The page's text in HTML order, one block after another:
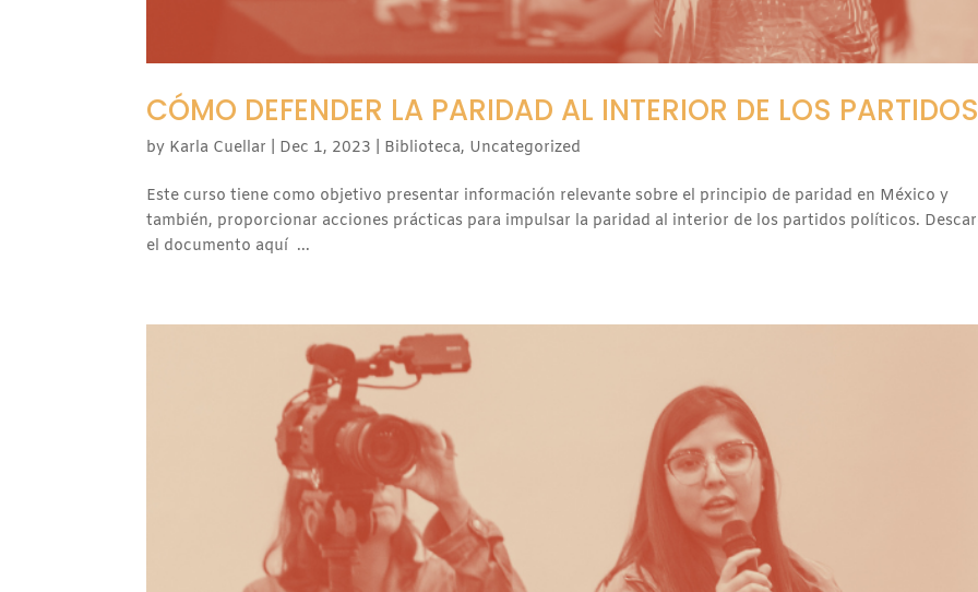
CÓMO DEFENDER LA PARIDAD AL INTERIOR DE LOS
by Karla Cuellar Dec 1, 2023 Biblioteca, Uncategorized
Este curso tiene como objetivo presentar información relevante sobre el principio de paridad en México y
también, proporcionar acciones prácticas para impulsar la paridad al interior de los partidos políticos.
el documento aquí ...